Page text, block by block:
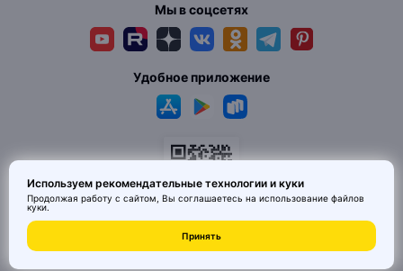
Мы в соцсетях
© 2026 MAI HE MAI. Маркетплейс дизайнерских товаров со всего
Китая по ценам заводов. Все права защищены.
Удобное приложение
Используем рекомендательные технологии и куки
Продолжая работу с сайтом, Вы соглашаетесь на использование файлов
куки.
Принять